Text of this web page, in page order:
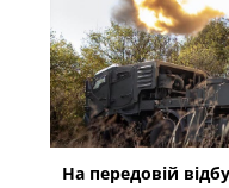
На передовій